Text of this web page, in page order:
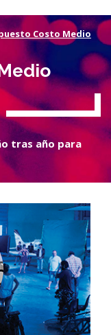
Costo Medio
tras año para